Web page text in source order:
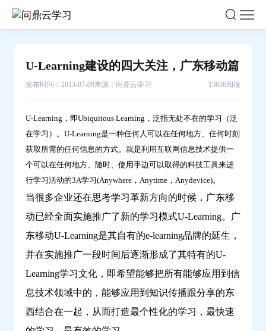
U-
Learning
U-Learning建设的四大关注，广东移动篇
发布时间：2013-07-09来源：问鼎云学习 15656阅读
U-Learning，即Ubiquitous Learning，泛指无处不在的学习（泛
在学习）。U-Learning是一种任何人可以在任何地方、任何时刻
获取所需的任何信息的方式。就是利用互联网信息技术提供一
个可以在任何地方、随时、使用手边可以取得的科技工具来进
行学习活动的3A学习(Anywhere，Anytime，Anydevice)。
当很多企业还在思考学习革新方向的时候，广东移
动已经全面实施推广了新的学习模式U-Learning。广
东移动U-Learning是其自有的e-learning品牌的延生，
并在实施推广一段时间后逐渐形成了其特有的U-
Learning学习文化，即希望能够把所有能够应用到信
息技术领域中的，能够应用到知识传播跟分享的东
西结合在一起，从而打造最个性化的学习，最快速